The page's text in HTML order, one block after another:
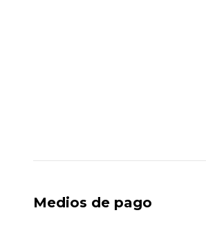
Medios de pago